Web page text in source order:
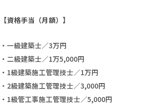
【資格手当（月額）】
・一級建築士／3万円
・二級建築士／1万5,000円
・1級建築施工管理技士／1万円
・2級建築施工管理技士／3,000円
・1級管工事施工管理技士／5,000円